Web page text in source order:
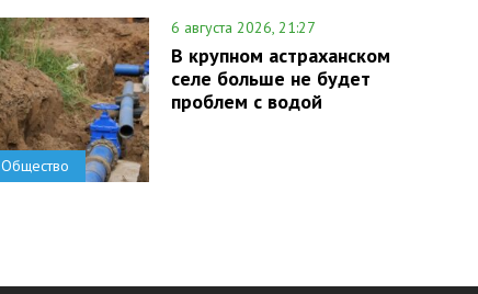
Общество
6 августа 2026, 21:27
В крупном астраханском
селе больше не будет
проблем с водой